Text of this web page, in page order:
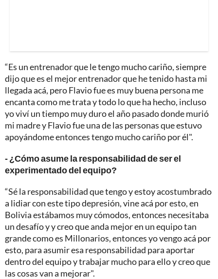
“Es un entrenador que le tengo mucho cariño, siempre
dijo que es el mejor entrenador que he tenido hasta mi
llegada acá, pero Flavio fue es muy buena persona me
encanta como me trata y todo lo que ha hecho, incluso
yo viví un tiempo muy duro el año pasado donde murió
mi madre y Flavio fue una de las personas que estuvo
apoyándome entonces tengo mucho cariño por él".
- ¿Cómo asume la responsabilidad de ser el
experimentado del equipo?
“Sé la responsabilidad que tengo y estoy acostumbrado
a lidiar con este tipo depresión, vine acá por esto, en
Bolivia estábamos muy cómodos, entonces necesitaba
un desafío y y creo que anda mejor en un equipo tan
grande como es Millonarios, entonces yo vengo acá por
esto, para asumir esa responsabilidad para aportar
dentro del equipo y trabajar mucho para ello y creo que
las cosas van a mejorar".